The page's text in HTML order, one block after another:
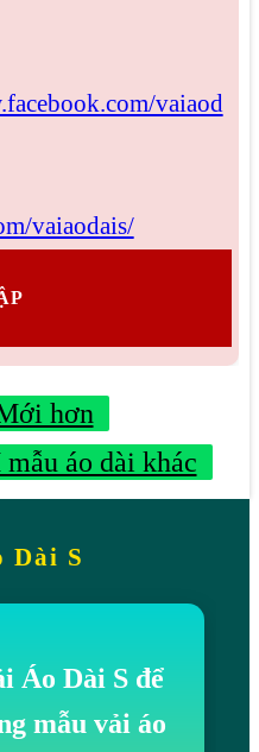
vaiaod
vaiaodais/
hơn
áo dài khác
Dài S
Áo Dài S để
mẫu vải áo